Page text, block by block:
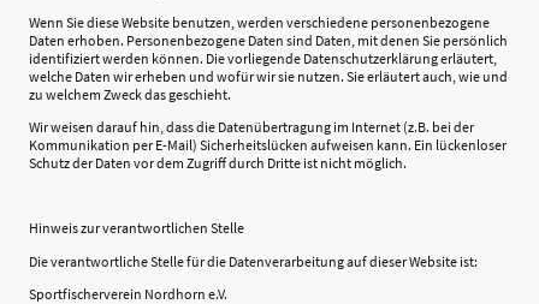
Wenn Sie diese Website benutzen, werden verschiedene personenbezogene
Daten erhoben. Personenbezogene Daten sind Daten, mit denen Sie persönlich
identifiziert werden können. Die vorliegende Datenschutzerklärung erläutert,
welche Daten wir erheben und wofür wir sie nutzen. Sie erläutert auch, wie und
zu welchem Zweck das geschieht.
Wir weisen darauf hin, dass die Datenübertragung im Internet (z.B. bei der
Kommunikation per E-Mail) Sicherheitslücken aufweisen kann. Ein lückenloser
Schutz der Daten vor dem Zugriff durch Dritte ist nicht möglich.
Hinweis zur verantwortlichen Stelle
Die verantwortliche Stelle für die Datenverarbeitung auf dieser Website ist:
Sportfischerverein Nordhorn e.V.